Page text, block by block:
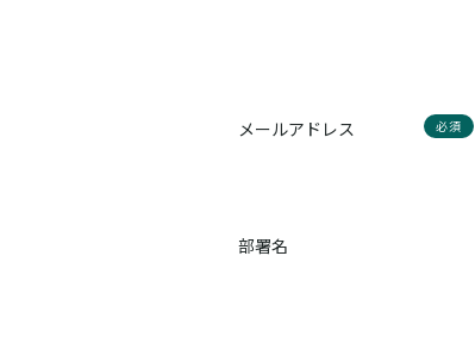
メールアドレス 必須
部署名